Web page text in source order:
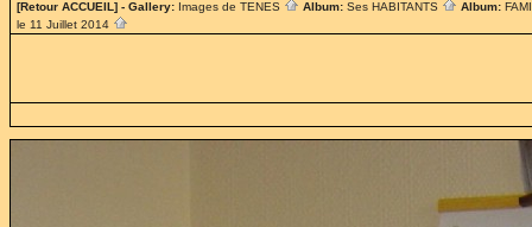
[Retour ACCUEIL] - Gallery: Images de TENES Album: Ses HABITANTS Album:
le 11 Juillet 2014